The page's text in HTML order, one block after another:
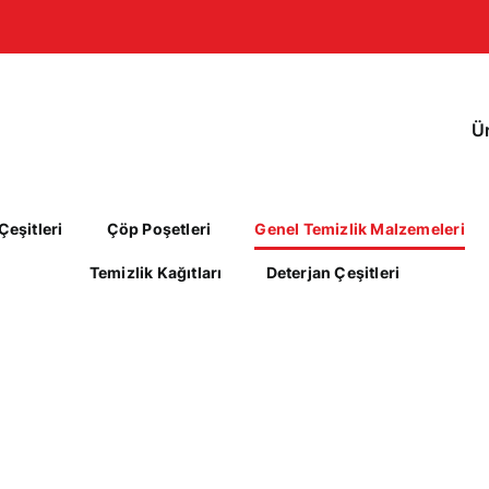
Çöp Poşetleri Genel Temizlik Malzemeleri
Temizlik Kağıtları Deterjan Çeşitleri